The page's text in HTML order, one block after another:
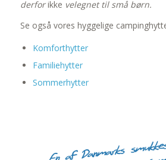
derforikke velegnet til små børn.
Se også vores hyggelige
Komforthytter
Familiehytter
Sommerhytter